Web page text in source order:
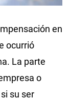
en
ocurrió
La parte
o
su ser